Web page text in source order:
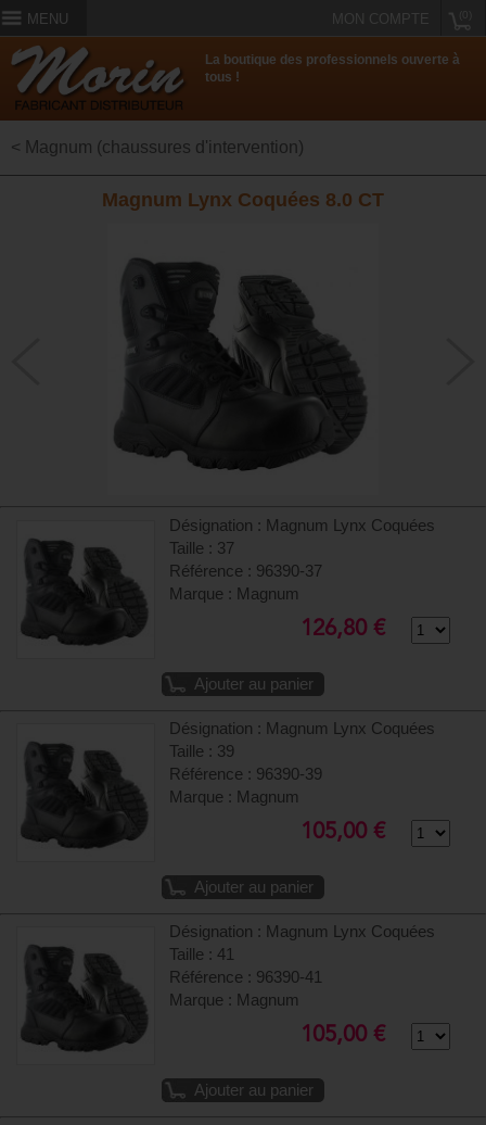
MENU MON COMPTE
La boutique des professionnels ouverte à
tous !
< Magnum (chaussures d'intervention)
Magnum Lynx Coquées 8.0 CT
Désignation : Magnum Lynx Coquées
Taille : 37
Référence : 96390-37
Marque : Magnum
126,80 €
Ajouter au panier
Désignation : Magnum Lynx Coquées
Taille : 39
Référence : 96390-39
Marque : Magnum
105,00 €
Ajouter au panier
Désignation : Magnum Lynx Coquées
Taille : 41
Référence : 96390-41
Marque : Magnum
105,00 €
Ajouter au panier